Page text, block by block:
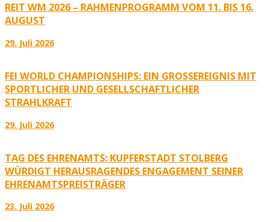
REIT WM 2026 – RAHMENPROGRAMM VOM 11. BIS 16.
AUGUST
29. Juli 2026
FEI WORLD CHAMPIONSHIPS: EIN GROSSEREIGNIS MIT S
PORTLICHER UND GESELLSCHAFTLICHER S
TRAHLKRAFT
29. Juli 2026
TAG DES EHRENAMTS: KUPFERSTADT STOLBERG
WÜRDIGT HERAUSRAGENDES ENGAGEMENT SEINER
EHRENAMTSPREISTRÄGER
23. Juli 2026